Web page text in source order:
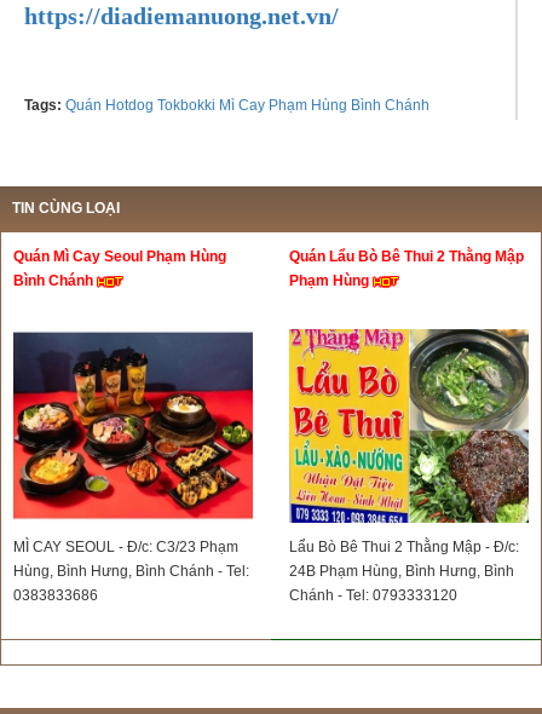
https://diadiemanuong.net.vn/
Tags: Quán Hotdog Tokbokki Mì Cay Phạm Hùng Bình Chánh
TIN CÙNG LOẠI
Quán Mì Cay Seoul Phạm Hùng
Bình Chánh
MÌ CAY SEOUL - Đ/c: C3/23 Phạm
Hùng, Bình Hưng, Bình Chánh - Tel:
0383833686
Quán Lẩu Bò Bê Thui 2 Thằng Mập
Phạm Hùng
Lẩu Bò Bê Thui 2 Thằng Mập - Đ/c:
24B Phạm Hùng, Bình Hưng, Bình
Chánh - Tel: 0793333120